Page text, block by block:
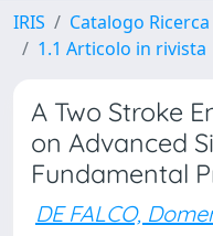
IRIS Catalogo Ricerca
1.1 Articolo in rivista
A Two Stroke
on Advanced
Fundamental
DE FALCO,